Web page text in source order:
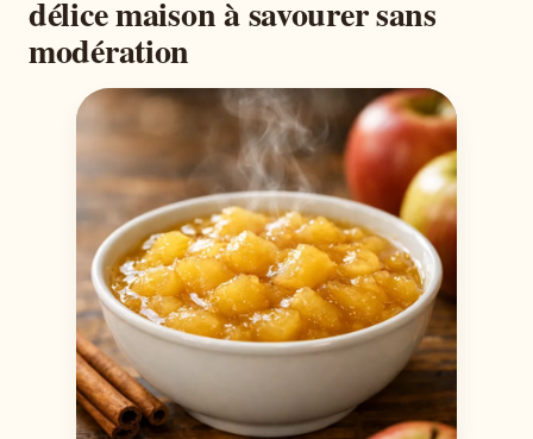
délice maison à savourer sans
modération